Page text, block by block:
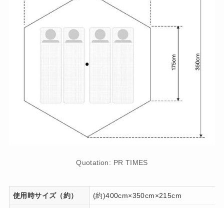
Quotation: PR TIMES
使用時サイズ（約） (約)400cm×350cm×215cm